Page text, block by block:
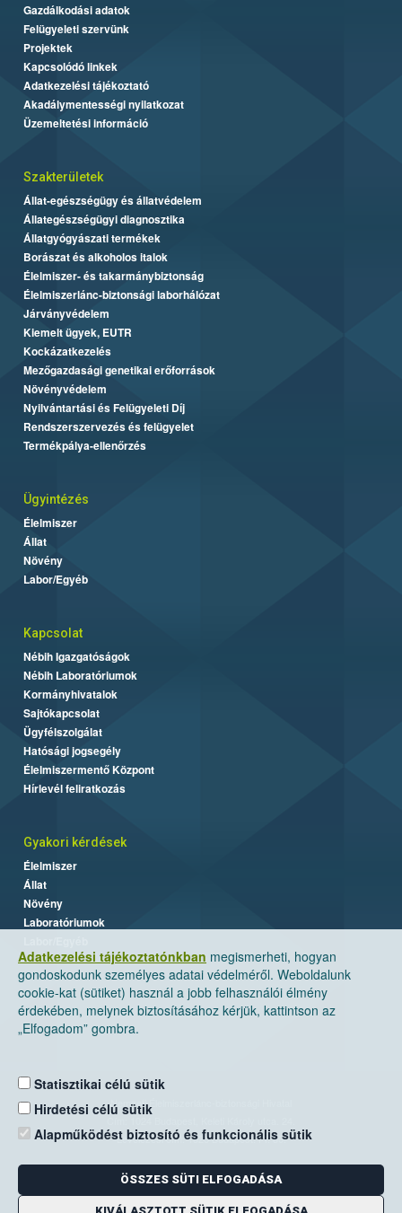
Adatkezelési tájékoztatónkban megismerheti, hogyan
gondoskodunk személyes adatai védelméről. Weboldalunk
cookie-kat (sütiket) használ a jobb felhasználói élmény
érdekében, melynek biztosításához kérjük, kattintson az
„Elfogadom” gombra.
Statisztikai célú sütik
Hirdetési célú sütik
Alapműködést biztosító és funkcionális sütik
ÖSSZES SÜTI ELFOGADÁSA
Gazdálkodási adatok
Felügyeleti szervünk
Projektek
Kapcsolódó linkek
Adatkezelési tájékoztató
Akadálymentességi nyilatkozat
Üzemeltetési információ
Szakterületek
Állat-egészségügy és állatvédelem
Állategészségügyi diagnosztika
Állatgyógyászati termékek
Borászat és alkoholos italok
Élelmiszer- és takarmánybiztonság
Élelmiszerlánc-biztonsági laborhálózat
Járványvédelem
Kiemelt ügyek, EUTR
Kockázatkezelés
Mezőgazdasági genetikai erőforrások
Növényvédelem
Nyilvántartási és Felügyeleti Díj
Rendszerszervezés és felügyelet
Termékpálya-ellenőrzés
Ügyintézés
Élelmiszer
Állat
Növény
Labor/Egyéb
Kapcsolat
Nébih Igazgatóságok
Nébih Laboratóriumok
Kormányhivatalok
Sajtókapcsolat
Ügyfélszolgálat
Hatósági jogsegély
Élelmiszermentő Központ
Hírlevél feliratkozás
Gyakori kérdések
Élelmiszer
Állat
Növény
Laboratóriumok
Nemzeti Élelmiszerlánc-biztonsági Hivatal
Levelezési cím: 1525 Budapest. Pf. 30.
E-mail:ugyfelszolgalat@nebih.gov.hu
Zöld szám: 06-80/263-244